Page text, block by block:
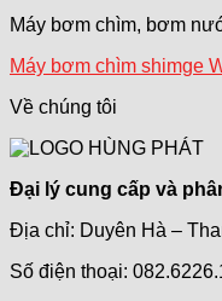
Máy bơm chìm, bơm
Máy bơm chìm shimge
Về chúng tôi
Đại lý cung cấp và
Địa chỉ: Duyên Hà –
Số điện thoại: